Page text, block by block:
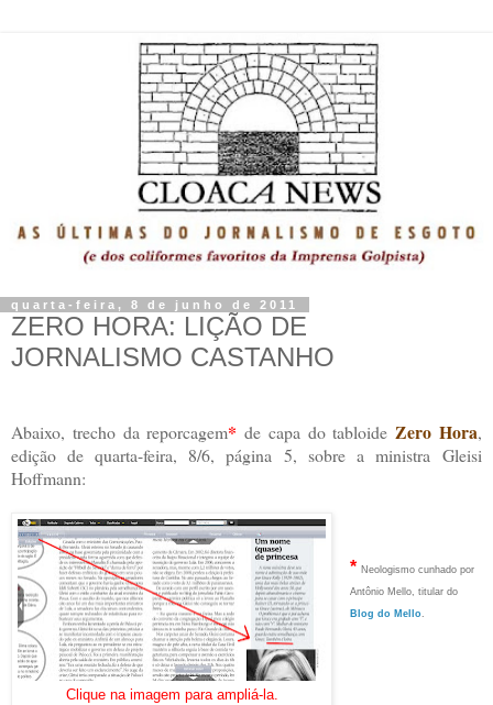
quarta-feira, 8 de junho de 2011
ZERO HORA: LIÇÃO DE
JORNALISMO CASTANHO
Abaixo, trecho da reporcagem* de capa do tabloideZero Hora,
edição de quarta-feira, 8/6, página 5, sobre a ministra Gleisi
Hoffmann:
Clique na imagem para ampliá-la.
* Neologismo cunhado por
Antônio Mello, titular do
Blog do Mello.